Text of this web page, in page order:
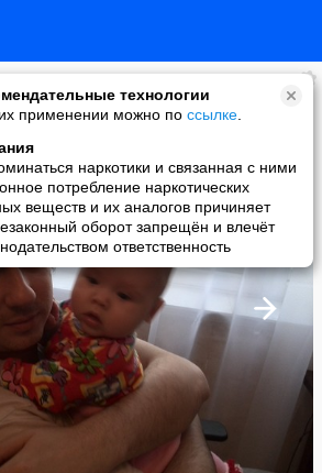
технологии
применении можно по ссылке
наркотики и связанная с ними
потребление наркотических
веществ и их аналогов причиняет
оборот запрещён и влечёт
ответственность